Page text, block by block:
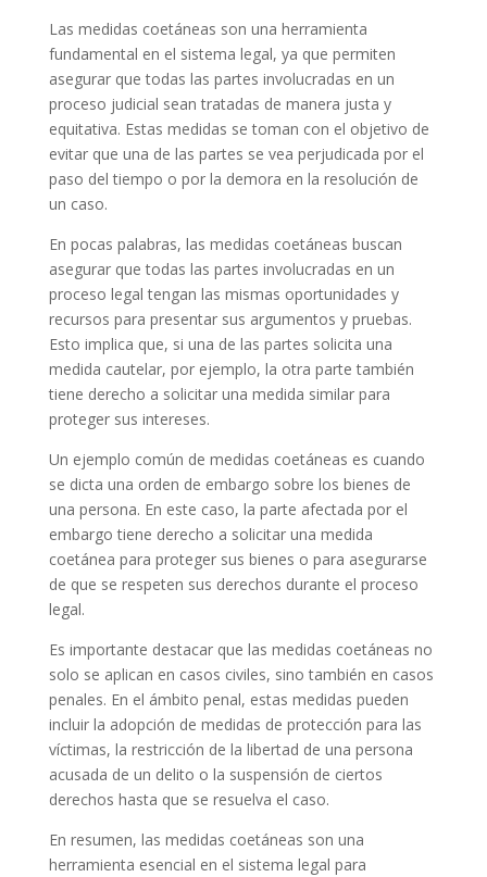
Las medidas coetáneas son una herramienta
fundamental en el sistema legal, ya que permiten
asegurar que todas las partes involucradas en un
proceso judicial sean tratadas de manera justa y
equitativa. Estas medidas se toman con el objetivo de
evitar que una de las partes se vea perjudicada por el
paso del tiempo o por la demora en la resolución de
un caso.
En pocas palabras, las medidas coetáneas buscan
asegurar que todas las partes involucradas en un
proceso legal tengan las mismas oportunidades y
recursos para presentar sus argumentos y pruebas.
Esto implica que, si una de las partes solicita una
medida cautelar, por ejemplo, la otra parte también
tiene derecho a solicitar una medida similar para
proteger sus intereses.
Un ejemplo común de medidas coetáneas es cuando
se dicta una orden de embargo sobre los bienes de
una persona. En este caso, la parte afectada por el
embargo tiene derecho a solicitar una medida
coetánea para proteger sus bienes o para asegurarse
de que se respeten sus derechos durante el proceso
legal.
Es importante destacar que las medidas coetáneas no
solo se aplican en casos civiles, sino también en casos
penales. En el ámbito penal, estas medidas pueden
incluir la adopción de medidas de protección para las
víctimas, la restricción de la libertad de una persona
acusada de un delito o la suspensión de ciertos
derechos hasta que se resuelva el caso.
En resumen, las medidas coetáneas son una
herramienta esencial en el sistema legal para